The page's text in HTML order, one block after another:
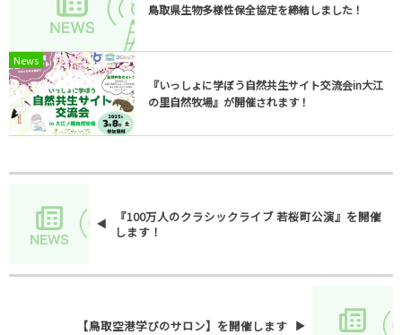
鳥取県生物多様性保全協定を締結しました！
News
『いっしょに学ぼう自然共生サイト交流会in大江
の里自然牧場』が開催されます！
『100万人のクラシックライブ 若桜町公演』を開催
します！
【鳥取空港学びのサロン】を開催します